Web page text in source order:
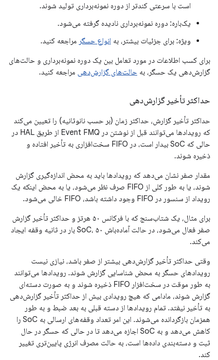
است با سرعتی کندتر از دوره نمونه‌برداری تولید شوند.
یک‌باره: دوره نمونه‌برداری نادیده گرفته می‌شود.
ویژه: برای جزئیات بیشتر، به انواع حسگر مراجعه کنید.
برای کسب اطلاعات در مورد تعامل بین یک دوره نمونه‌برداری و حالت‌های
گزارش‌دهی یک حسگر، به حالت‌های گزارش‌دهی مراجعه کنید.
حداکثر تأخیر گزارش‌دهی
حداکثر تأخیر گزارش، حداکثر زمان (بر حسب نانوثانیه) را تعیین می‌کند
که رویدادها می‌توانند قبل از نوشتن در Event FMQ از طریق HAL در
حالی که SoC بیدار است، در FIFO سخت‌افزاری به تأخیر افتاده و
ذخیره شوند.
مقدار صفر نشان می‌دهد که رویدادها باید به محض اندازه‌گیری گزارش
شوند، یا به طور کلی از FIFO صرف نظر می‌شود، یا به محض اینکه یک
رویداد از سنسور در FIFO وجود داشته باشد، FIFO خالی می‌شود.
برای مثال، یک شتاب‌سنج که با فرکانس ۵۰ هرتز و حداکثر تأخیر گزارش
صفر فعال می‌شود، در حالت آماده‌باش SoC، ۵۰ بار در ثانیه وقفه ایجاد
می‌کند.
وقتی حداکثر تأخیر گزارش‌دهی بیشتر از صفر باشد، نیازی نیست
رویدادهای حسگر به محض شناسایی گزارش شوند. رویدادها می‌توانند
به طور موقت در سخت‌افزار FIFO ذخیره شوند و به صورت دسته‌ای
گزارش شوند، مادامی که هیچ رویدادی بیش از حداکثر تأخیر گزارش‌دهی
به تأخیر نیفتد. تمام رویدادها از دسته قبلی به بعد ضبط و به طور
همزمان بازگردانده می‌شوند. این امر تعداد وقفه‌های ارسالی به SoC را
کاهش می‌دهد و به SoC اجازه می‌دهد تا در حالی که حسگر در حال
ثبت و دسته‌بندی داده‌ها است، به حالت مصرف انرژی پایین‌تری تغییر
کند.